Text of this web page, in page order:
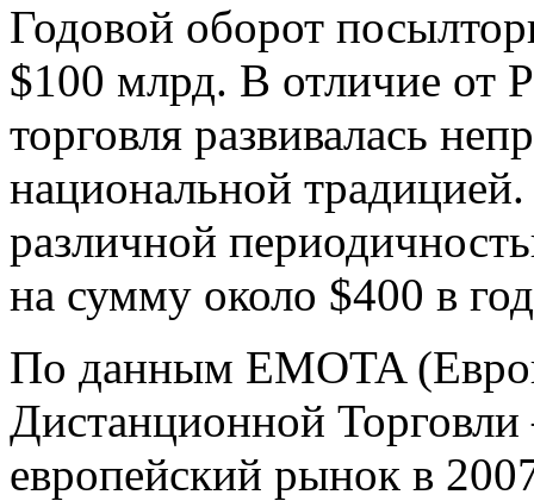
Годовой оборот
$100 млрд. В отличие от
торговля развивалась
национальной
различной
на сумму около $400 в
По данным EMOTA
Дистанционной
европейский рынок в